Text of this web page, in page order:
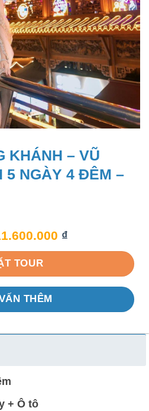
KHÁNH – VŨ
5 NGÀY 4 ĐÊM –
₫
TOUR
THÊM
+ Ô tô